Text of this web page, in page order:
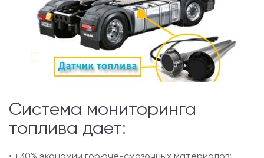
Система мониторинга
топлива дает: